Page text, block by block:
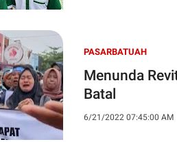
PASARBATUAH
Menunda
Batal
6/21/2022 07:45:00 AM